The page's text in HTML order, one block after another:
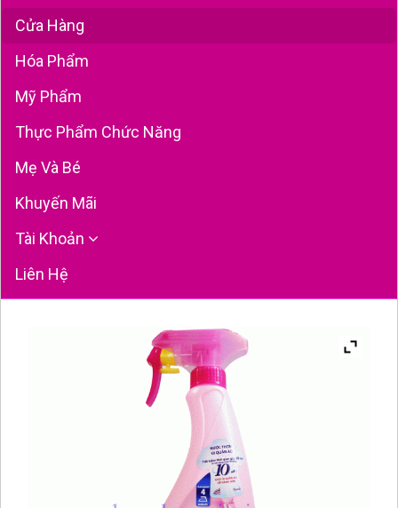
Cửa Hàng
Hóa Phẩm
Mỹ Phẩm
Thực Phẩm Chức Năng
Mẹ Và Bé
Khuyến Mãi
Tài Khoản
Liên Hệ